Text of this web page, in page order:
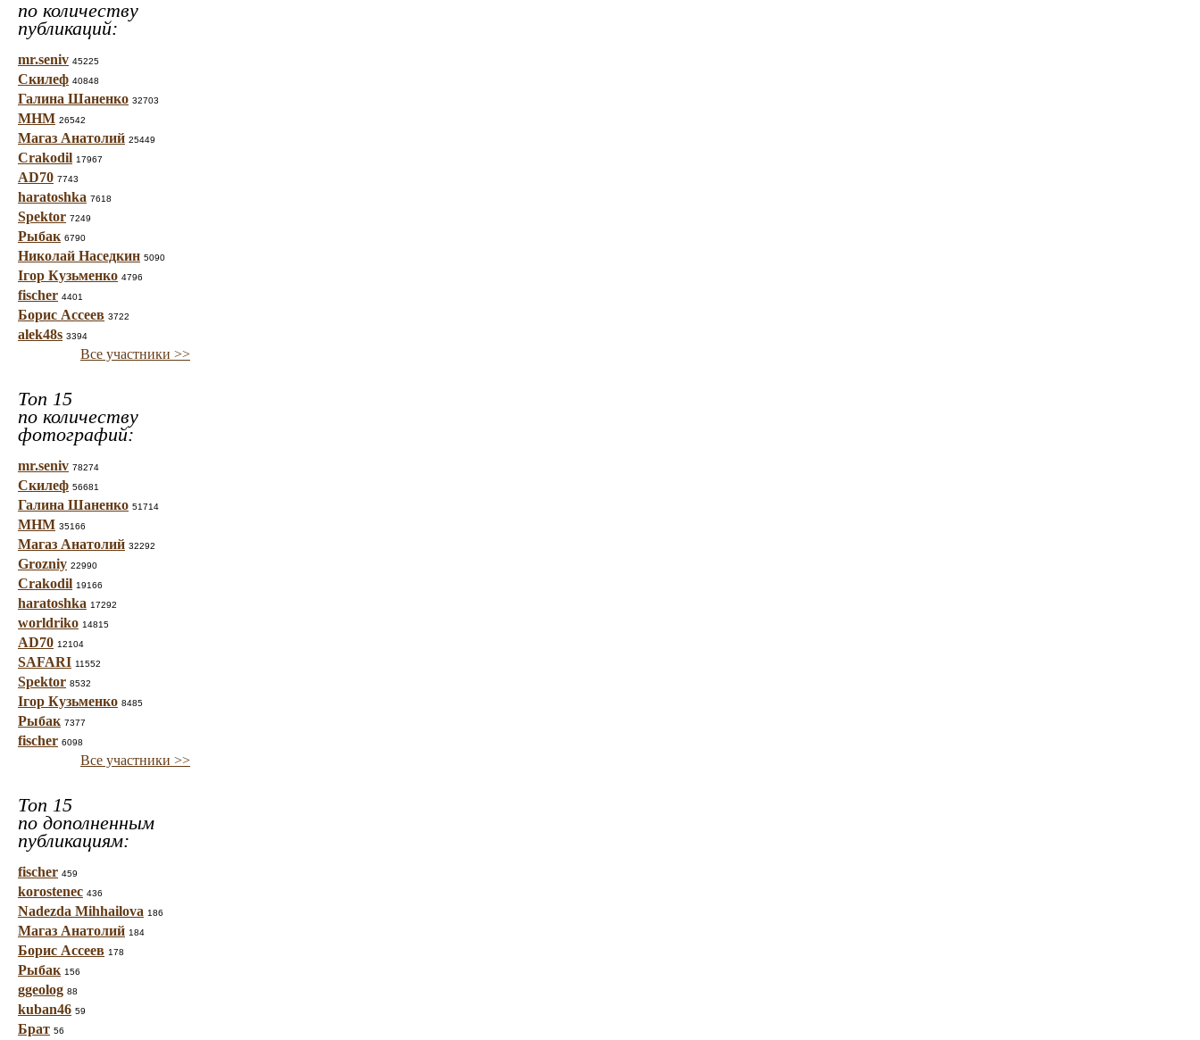
по количеству
публикаций:
mr.seniv 45225
Скилеф 40848
Галина Шаненко 32703
МНМ 26542
Магаз Анатолий 25449
Crakodil 17967
AD70 7743
haratoshka 7618
Spektor 7249
Рыбак 6790
Николай Наседкин 5090
Ігор Кузьменко 4796
fischer 4401
Борис Ассеев 3722
alek48s 3394
Все участники >>
Топ 15
по количеству
фотографий:
mr.seniv 78274
Скилеф 56681
Галина Шаненко 51714
МНМ 35166
Магаз Анатолий 32292
Grozniy 22990
Crakodil 19166
haratoshka 17292
worldriko 14815
AD70 12104
SAFARI 11552
Spektor 8532
Ігор Кузьменко 8485
Рыбак 7377
fischer 6098
Все участники >>
Топ 15
по дополненным
публикациям:
fischer 459
korostenec 436
Nadezda Mihhailova 186
Магаз Анатолий 184
Борис Ассеев 178
Рыбак 156
ggeolog 88
kuban46 59
Брат 56